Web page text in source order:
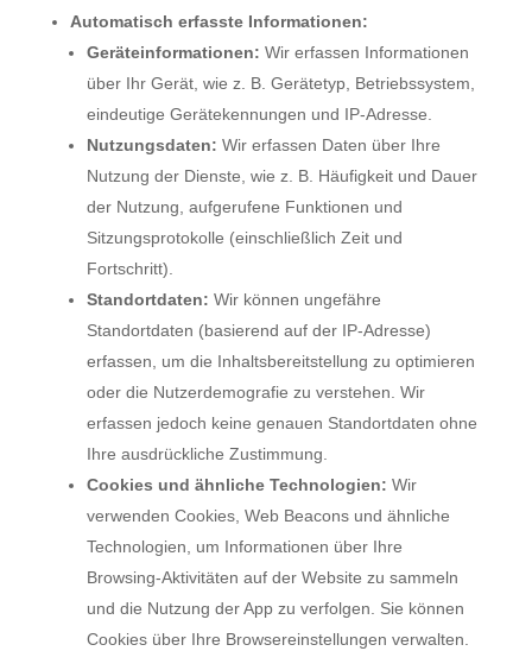
Automatisch erfasste Informationen:
Geräteinformationen: Wir erfassen Informationen
über Ihr Gerät, wie z. B. Gerätetyp, Betriebssystem,
eindeutige Gerätekennungen und IP-Adresse.
Nutzungsdaten: Wir erfassen Daten über Ihre
Nutzung der Dienste, wie z. B. Häufigkeit und Dauer
der Nutzung, aufgerufene Funktionen und
Sitzungsprotokolle (einschließlich Zeit und
Fortschritt).
Standortdaten: Wir können ungefähre
Standortdaten (basierend auf der IP-Adresse)
erfassen, um die Inhaltsbereitstellung zu optimieren
oder die Nutzerdemografie zu verstehen. Wir
erfassen jedoch keine genauen Standortdaten ohne
Ihre ausdrückliche Zustimmung.
Cookies und ähnliche Technologien: Wir
verwenden Cookies, Web Beacons und ähnliche
Technologien, um Informationen über Ihre
Browsing-Aktivitäten auf der Website zu sammeln
und die Nutzung der App zu verfolgen. Sie können
Cookies über Ihre Browsereinstellungen verwalten.